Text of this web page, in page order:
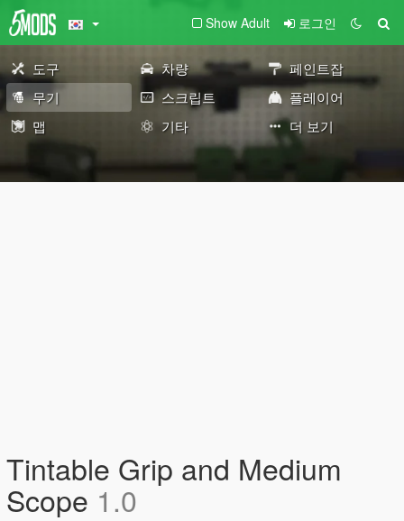
Show Adult 로그인
도구 차량
페인트잡
무기
스크립트
플레이어
맵
기타 더 보기
Tintable Grip and Medium
Scope 1.0